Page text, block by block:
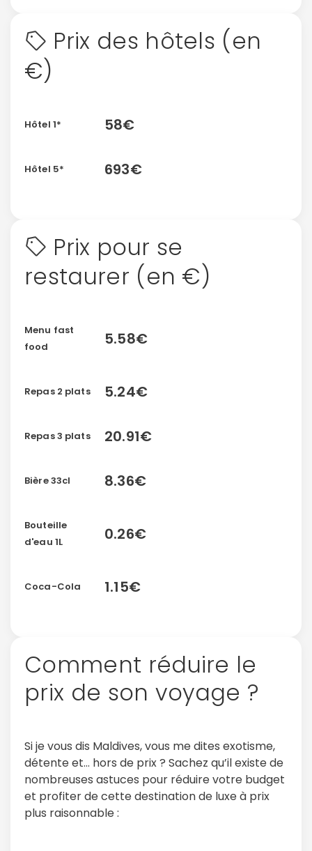
Prix des hôtels (en
€)
Hôtel 1* 58€
Hôtel 5* 693€
Prix pour se
restaurer (en €)
Menu fast
food
5.58€
Repas 2 plats 5.24€
Repas 3 plats 20.91€
Bière 33cl 8.36€
Bouteille
d'eau 1L
0.26€
Coca-Cola 1.15€
Comment réduire le
prix de son voyage ?
Si je vous dis Maldives, vous me dites exotisme,
détente et… hors de prix ? Sachez qu’il existe de
nombreuses astuces pour réduire votre budget
et profiter de cette destination de luxe à prix
plus raisonnable :